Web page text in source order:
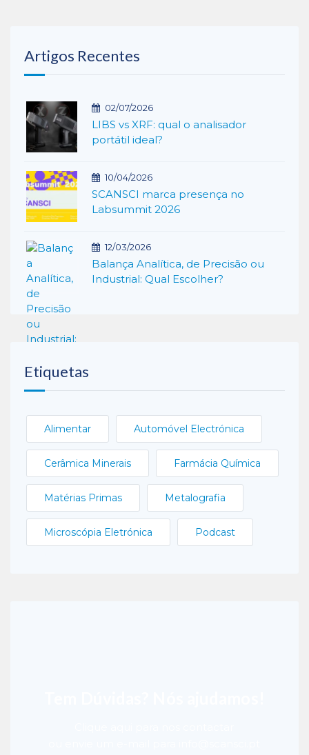
Artigos Recentes
02/07/2026
LIBS vs XRF: qual o analisador
portátil ideal?
10/04/2026
SCANSCI marca presença no
Labsummit 2026
12/03/2026
Balança Analítica, de Precisão ou
Industrial: Qual Escolher?
Etiquetas
Alimentar Automóvel Electrónica
Cerâmica Minerais Farmácia Química
Matérias Primas Metalografia
Microscópia Eletrónica Podcast